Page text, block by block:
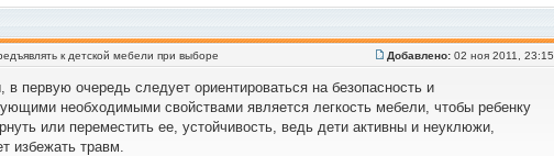
к детской мебели при выборе Добавлено: 02 ноя 2011, 23:15
первую очередь следует ориентироваться на безопасность и
необходимыми свойствами является легкость мебели, чтобы ребенку
или переместить ее, устойчивость, ведь дети активны и неуклюжи,
избежать травм.